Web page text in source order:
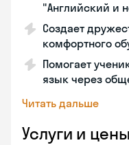
"Английский и
Создает
комфортного
Помогает
язык через
Читать дальше
Услуги и цены